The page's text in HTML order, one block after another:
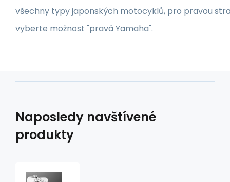
všechny typy japonských motocyklů, pro pravou
vyberte možnost "pravá Yamaha".
Naposledy navštívené
produkty